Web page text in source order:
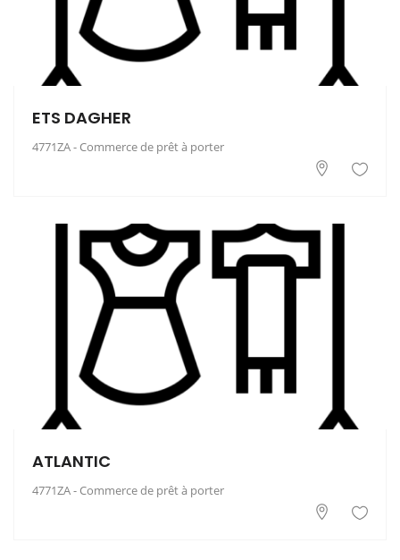
ETS DAGHER
4771ZA - Commerce de prêt à porter
ATLANTIC
4771ZA - Commerce de prêt à porter